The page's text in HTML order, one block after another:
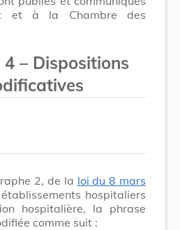
et à la Chambre des
4 – Dispositions
2, de la loi du 8 mars
hospitaliers
hospitalière, la phrase
comme suit :